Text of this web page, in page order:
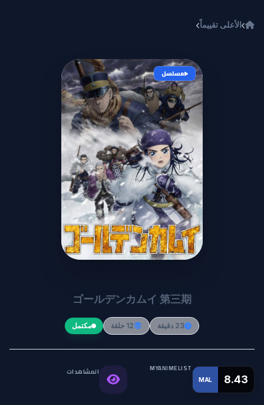
الأعلى تقييماً
مسلسل
Golden Kamuy 3rd Season
ゴールデンカムイ 第三期
23 دقيقة 12 حلقة مكتمل
MAL 8.43
MYANIMELIST المشاهدات